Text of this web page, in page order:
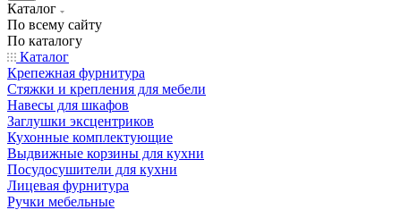
Каталог
По всему сайту
По каталогу
Каталог
Крепежная фурнитура
Стяжки и крепления для мебели
Навесы для шкафов
Заглушки эксцентриков
Кухонные комплектующие
Выдвижные корзины для кухни
Посудосушители для кухни
Лицевая фурнитура
Ручки мебельные